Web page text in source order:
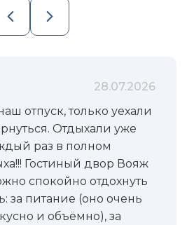
28.07.2026
отпуск, только уехали
Отдыхали уже
раз в полном
Гостиный двор Вояж
спокойно отдохнуть
за питание (оно очень
и объёмно), за